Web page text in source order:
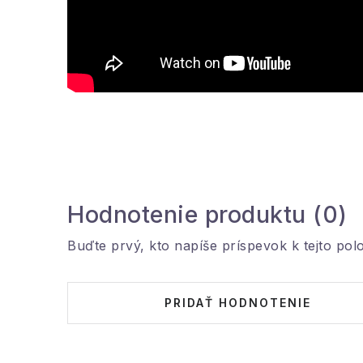
Hodnotenie produktu (0)
Buďte prvý, kto napíše príspevok k tejto
PRIDAŤ HODNOTENIE